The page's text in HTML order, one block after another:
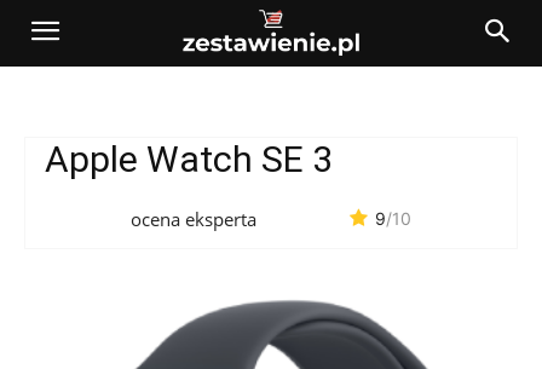
Apple Watch SE 3
ocena eksperta 9/10